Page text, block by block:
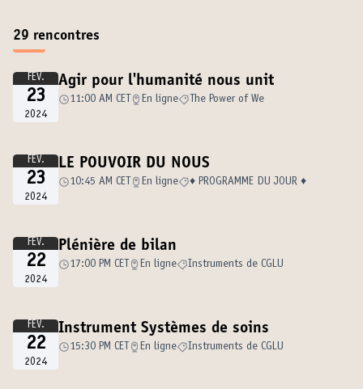
29 rencontres
FÉV.
23
2024
Agir pour l'humanité nous unit
11:00 AM CET En ligne The Power of We
FÉV.
23
2024
LE POUVOIR DU NOUS
10:45 AM CET En ligne ♦️ PROGRAMME DU JOUR ♦️
FÉV.
22
2024
Plénière de bilan
17:00 PM CET En ligne Instruments de CGLU
FÉV.
22
2024
Instrument Systèmes de soins
15:30 PM CET En ligne Instruments de CGLU